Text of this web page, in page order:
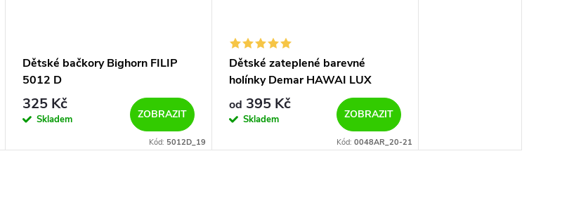
Dětské bačkory Bighorn FILIP
5012 D
325 Kč
Skladem ZOBRAZIT
Kód: 5012D_19
Dětské zateplené barevné
holínky Demar HAWAI LUX
PRINT 0048/0049 AR žralok
od 395 Kč
Skladem ZOBRAZIT
Kód: 0048AR_20-21